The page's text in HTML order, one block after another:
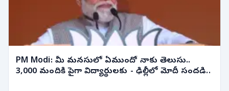
PM Modi: మీ మనసులో ఏముందో నాకు తెలుసు..
3,000 మందికి పైగా విద్యార్థులకు - ఢిల్లీలో మోదీ సందడి..